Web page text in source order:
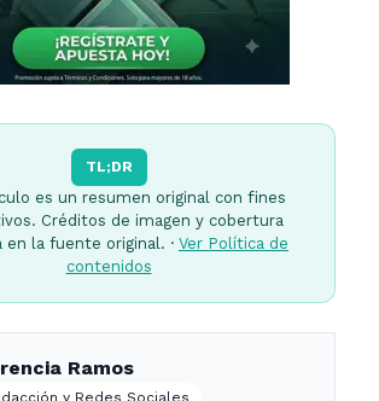
TL;DR
es un resumen original con fines
Créditos de imagen y cobertura
en la fuente original. · Ver Política de
contenidos
Ramos
y Redes Sociales